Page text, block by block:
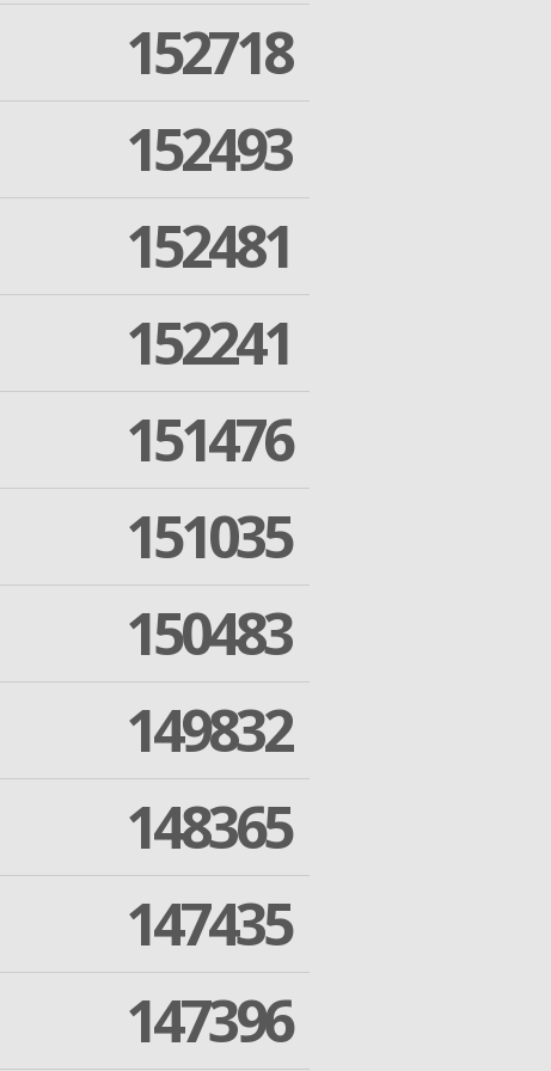
152718
152493
152481
152241
151476
151035
150483
149832
148365
147435
147396